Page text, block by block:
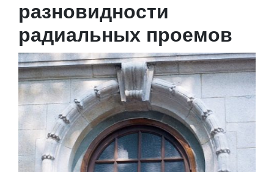
разновидности
радиальных проемов